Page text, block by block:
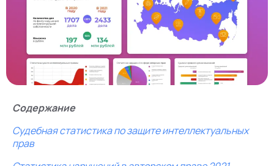
Содержание
Судебная статистика по защите интеллектуальных
прав